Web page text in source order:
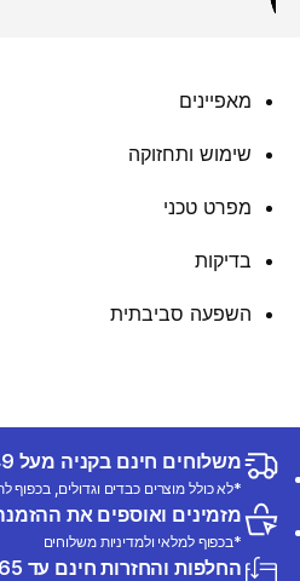
מאפיינים
שימוש ותחזוקה
מפרט טכני
בדיקות
השפעה סביבתית
משלוחים חינם בקניה מעל 249 ש"ח
*לא כולל מוצרים כבדים וגדולים, בכפוף
מזמינים ואוספים את
*בכפוף למלאי ולמדיניות משלוחים
החלפות והחזרות חינם עד 365 ימים ממועד הרכישה